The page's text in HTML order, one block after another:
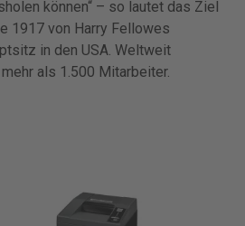
können“ – so lautet das Ziel
1917 von Harry Fellowes
in den USA. Weltweit
als 1.500 Mitarbeiter.